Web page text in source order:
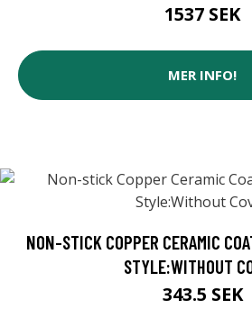
1537 SEK
MER INFO!
NON-STICK COPPER CERAMIC
STYLE:WITHOUT
343.5 SEK